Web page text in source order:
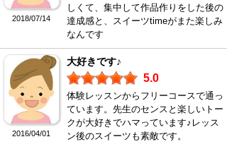
2018/07/14
しくて、集中して作品作りをした後の
達成感と、スイーツtimeがまた楽しみ
なんです
2016/04/01
大好きです♪
5.0
体験レッスンからフリーコースで通っ
ています。先生のセンスと楽しいトー
クが大好きでハマっています♪レッス
ン後のスイーツも素敵です。